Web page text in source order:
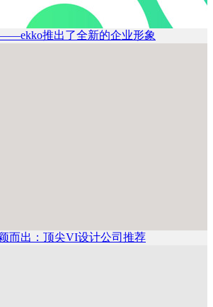
推出了全新的企业形象
而出：顶尖VI设计公司推荐